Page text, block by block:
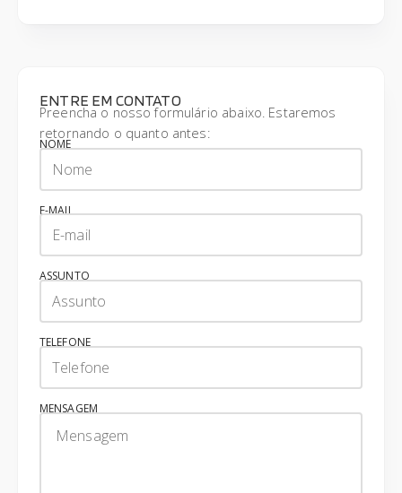
ENTRE EM CONTATO
Preencha o nosso formulário abaixo. Estaremos
retornando o quanto antes:
NOME
E-MAIL
ASSUNTO
TELEFONE
MENSAGEM